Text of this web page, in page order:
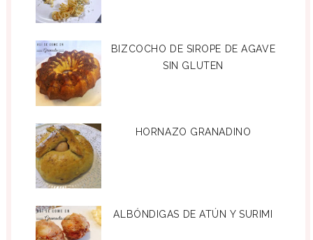
BIZCOCHO DE SIROPE DE AGAVE
SIN GLUTEN
HORNAZO GRANADINO
ALBÓNDIGAS DE ATÚN Y SURIMI